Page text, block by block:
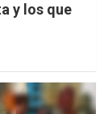
y los que